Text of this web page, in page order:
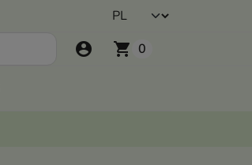
account_circle shopping_cart 0